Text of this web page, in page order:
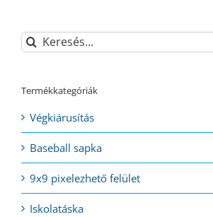
Keresés...
Termékkategóriák
Végkiárusítás
Baseball sapka
9x9 pixelezhető felület
Iskolatáska